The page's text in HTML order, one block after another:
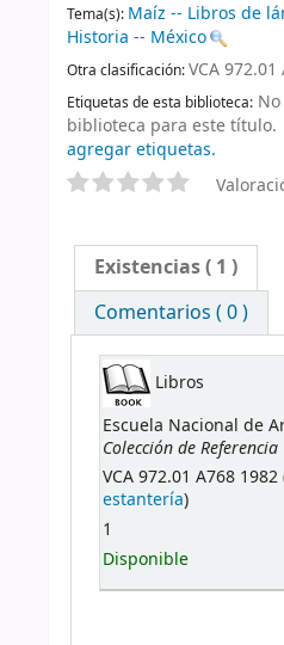
Tema(s): Maíz -- Libros de
Historia -- México
Otra clasificación:VCA
Etiquetas de esta biblioteca:
biblioteca para este título.
agregar etiquetas.
Existencias( 1 )
Comentarios ( 0 )
Libros
Escuela Nacional de
Colección de Referencia
VCA 972.01 A768 1982
estantería)
1
Disponible